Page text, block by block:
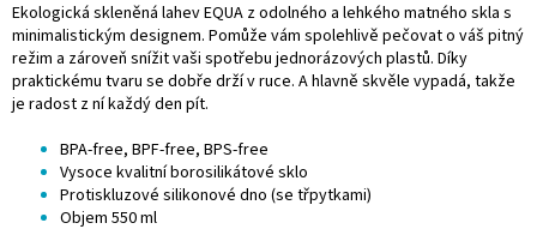
Ekologická skleněná lahev EQUA z odolného a lehkého matného skla s
minimalistickým designem. Pomůže vám spolehlivě pečovat o váš pitný
režim a zároveň snížit vaši spotřebu jednorázových plastů. Díky
praktickému tvaru se dobře drží v ruce. A hlavně skvěle vypadá, takže
je radost z ní každý den pít.
BPA-free, BPF-free, BPS-free
Vysoce kvalitní borosilikátové sklo
Protiskluzové silikonové dno (se třpytkami)
Objem 550 ml